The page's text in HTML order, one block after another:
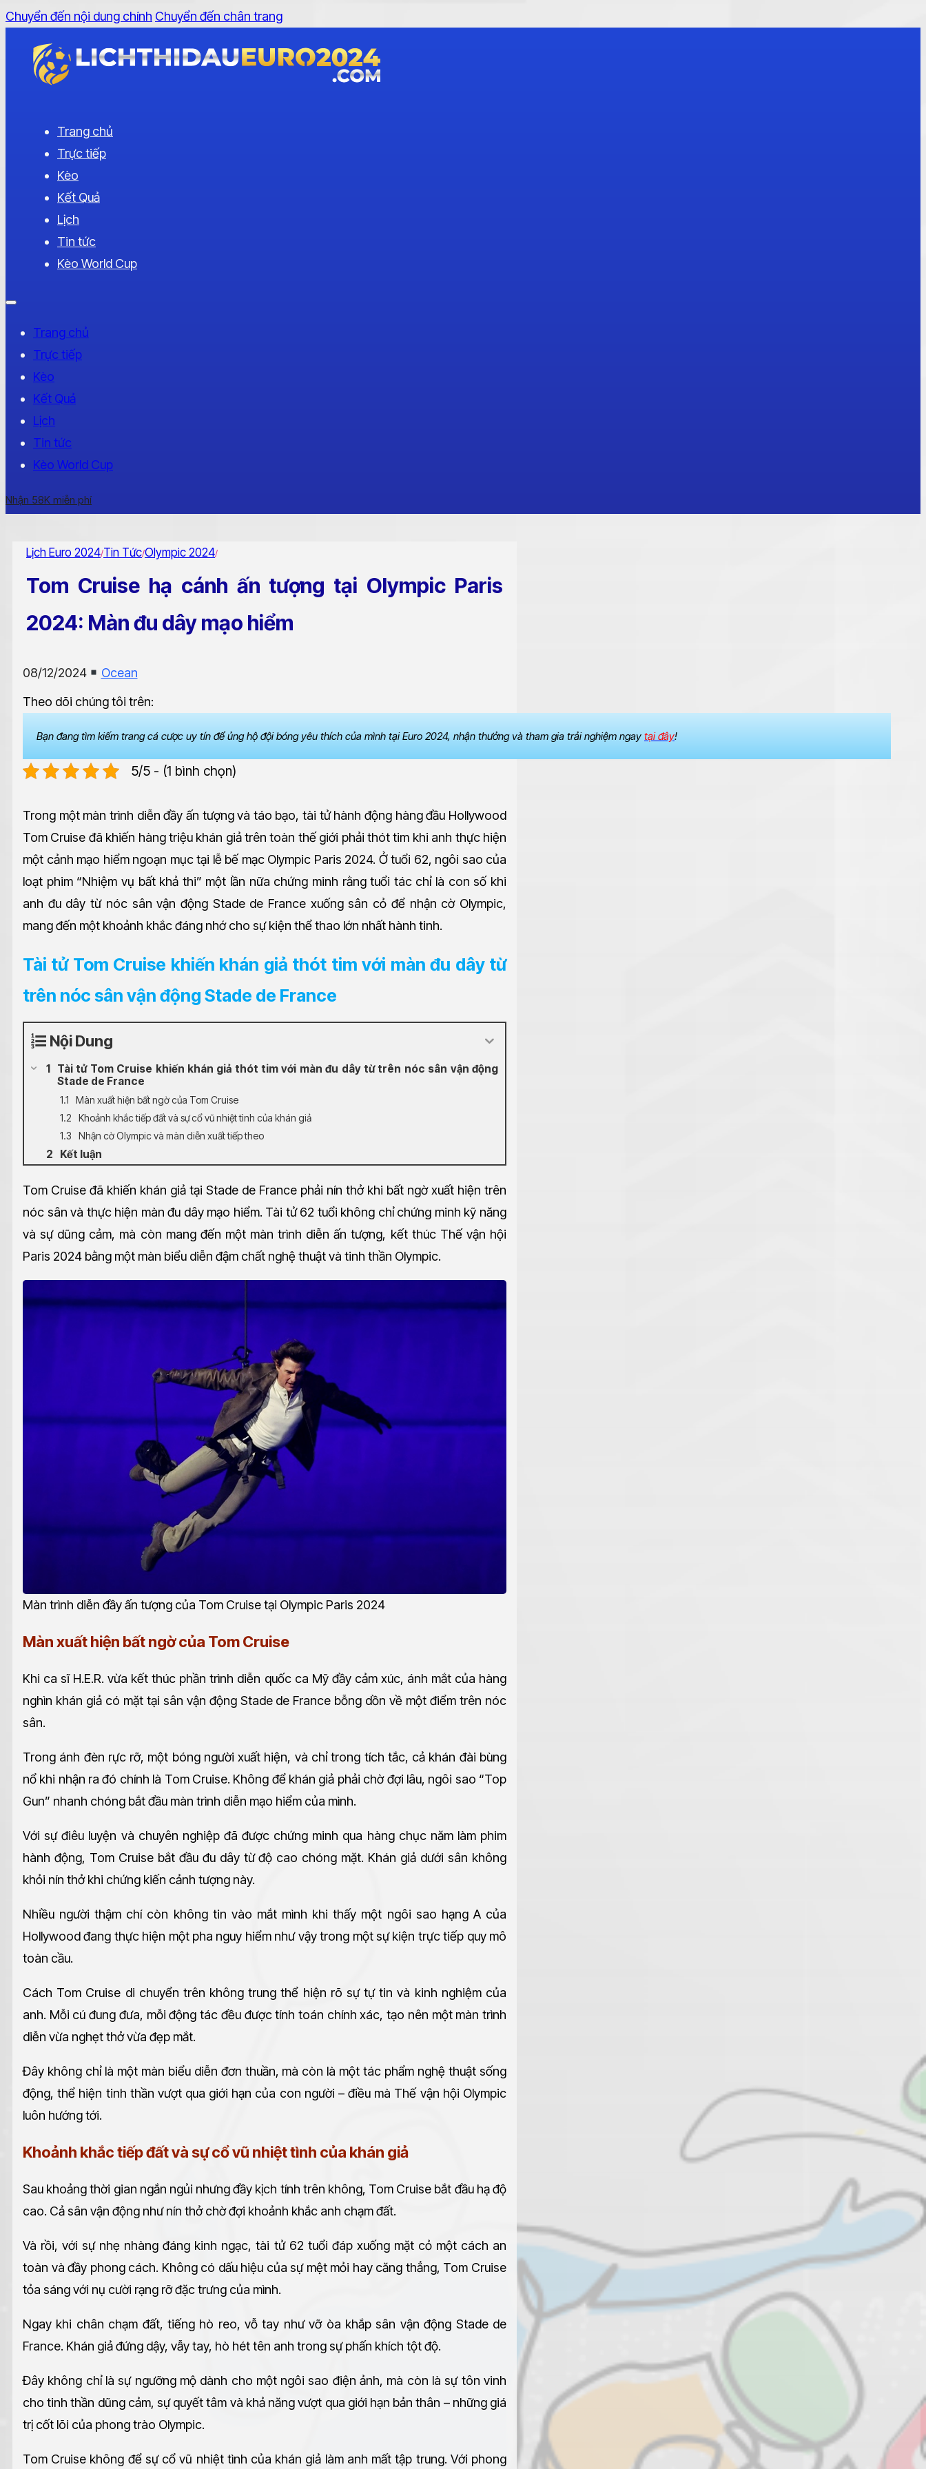
Chuyển đến nội dung chính Chuyển đến chân trang
Trang chủ
Trực tiếp
Kèo
Kết Quả
Lịch
Tin tức
Kèo World Cup
Trang chủ
Trực tiếp
Kèo
Kết Quả
Lịch
Tin tức
Kèo World Cup
Nhận 58K miễn phí
Lịch Euro 2024/Tin Tức/Olympic 2024/
Tom Cruise hạ cánh ấn tượng tại Olympic Paris
2024: Màn đu dây mạo hiểm
08/12/2024
Ocean
Theo dõi chúng tôi trên:
Bạn đang tìm kiếm trang cá cược uy tín để ủng hộ đội bóng yêu thích của mình tại Euro 2024, nhận thưởng và tham gia trải nghiệm ngay tại đây!
5/5 - (1 bình chọn)
Trong một màn trình diễn đầy ấn tượng và táo bạo, tài tử hành động hàng đầu Hollywood
Tom Cruise đã khiến hàng triệu khán giả trên toàn thế giới phải thót tim khi anh thực hiện
một cảnh mạo hiểm ngoạn mục tại lễ bế mạc Olympic Paris 2024. Ở tuổi 62, ngôi sao của
loạt phim “Nhiệm vụ bất khả thi” một lần nữa chứng minh rằng tuổi tác chỉ là con số khi
anh đu dây từ nóc sân vận động Stade de France xuống sân cỏ để nhận cờ Olympic,
mang đến một khoảnh khắc đáng nhớ cho sự kiện thể thao lớn nhất hành tinh.
Tài tử Tom Cruise khiến khán giả thót tim với màn đu dây từ
trên nóc sân vận động Stade de France
Nội Dung
Tài tử Tom Cruise khiến khán giả thót tim với màn đu dây từ trên nóc sân vận động
Stade de France
Màn xuất hiện bất ngờ của Tom Cruise
Khoảnh khắc tiếp đất và sự cổ vũ nhiệt tình của khán giả
Nhận cờ Olympic và màn diễn xuất tiếp theo
Kết luận
Tom Cruise đã khiến khán giả tại Stade de France phải nín thở khi bất ngờ xuất hiện trên
nóc sân và thực hiện màn đu dây mạo hiểm. Tài tử 62 tuổi không chỉ chứng minh kỹ năng
và sự dũng cảm, mà còn mang đến một màn trình diễn ấn tượng, kết thúc Thế vận hội
Paris 2024 bằng một màn biểu diễn đậm chất nghệ thuật và tinh thần Olympic.
Màn trình diễn đầy ấn tượng của Tom Cruise tại Olympic Paris 2024
Màn xuất hiện bất ngờ của Tom Cruise
Khi ca sĩ H.E.R. vừa kết thúc phần trình diễn quốc ca Mỹ đầy cảm xúc, ánh mắt của hàng
nghìn khán giả có mặt tại sân vận động Stade de France bỗng dồn về một điểm trên nóc
sân.
Trong ánh đèn rực rỡ, một bóng người xuất hiện, và chỉ trong tích tắc, cả khán đài bùng
nổ khi nhận ra đó chính là Tom Cruise. Không để khán giả phải chờ đợi lâu, ngôi sao “Top
Gun” nhanh chóng bắt đầu màn trình diễn mạo hiểm của mình.
Với sự điêu luyện và chuyên nghiệp đã được chứng minh qua hàng chục năm làm phim
hành động, Tom Cruise bắt đầu đu dây từ độ cao chóng mặt. Khán giả dưới sân không
khỏi nín thở khi chứng kiến cảnh tượng này.
Nhiều người thậm chí còn không tin vào mắt mình khi thấy một ngôi sao hạng A của
Hollywood đang thực hiện một pha nguy hiểm như vậy trong một sự kiện trực tiếp quy mô
toàn cầu.
Cách Tom Cruise di chuyển trên không trung thể hiện rõ sự tự tin và kinh nghiệm của
anh. Mỗi cú đung đưa, mỗi động tác đều được tính toán chính xác, tạo nên một màn trình
diễn vừa nghẹt thở vừa đẹp mắt.
Đây không chỉ là một màn biểu diễn đơn thuần, mà còn là một tác phẩm nghệ thuật sống
động, thể hiện tinh thần vượt qua giới hạn của con người – điều mà Thế vận hội Olympic
luôn hướng tới.
Khoảnh khắc tiếp đất và sự cổ vũ nhiệt tình của khán giả
Sau khoảng thời gian ngắn ngủi nhưng đầy kịch tính trên không, Tom Cruise bắt đầu hạ độ
cao. Cả sân vận động như nín thở chờ đợi khoảnh khắc anh chạm đất.
Và rồi, với sự nhẹ nhàng đáng kinh ngạc, tài tử 62 tuổi đáp xuống mặt cỏ một cách an
toàn và đầy phong cách. Không có dấu hiệu của sự mệt mỏi hay căng thẳng, Tom Cruise
tỏa sáng với nụ cười rạng rỡ đặc trưng của mình.
Ngay khi chân chạm đất, tiếng hò reo, vỗ tay như vỡ òa khắp sân vận động Stade de
France. Khán giả đứng dậy, vẫy tay, hò hét tên anh trong sự phấn khích tột độ.
Đây không chỉ là sự ngưỡng mộ dành cho một ngôi sao điện ảnh, mà còn là sự tôn vinh
cho tinh thần dũng cảm, sự quyết tâm và khả năng vượt qua giới hạn bản thân – những giá
trị cốt lõi của phong trào Olympic.
Tom Cruise không để sự cổ vũ nhiệt tình của khán giả làm anh mất tập trung. Với phong